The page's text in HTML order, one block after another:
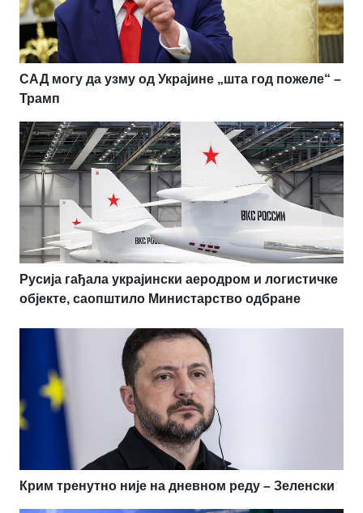
САД могу да узму од Украјине „шта год пожеле“ –
Трамп
Русија гађала украјински аеродром и логистичке
објекте, саопштило Министарство одбране
Крим тренутно није на дневном реду – Зеленски